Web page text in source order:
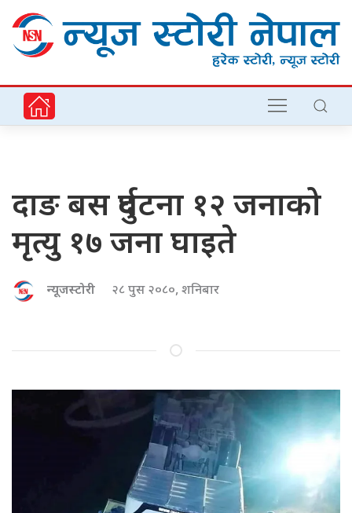
दाङ बस दुर्घटना १२ जनाको
मृत्यु १७ जना घाइते
न्यूजस्टोरी २८ पुस २०८०, शनिबार